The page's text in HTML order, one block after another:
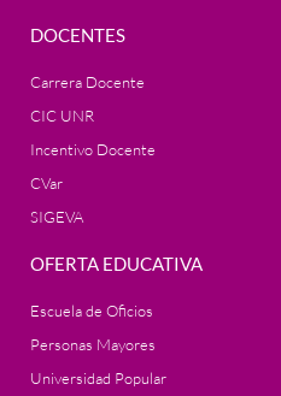
DOCENTES
Carrera Docente
CIC UNR
Incentivo Docente
CVar
SIGEVA
OFERTA EDUCATIVA
Escuela de Oficios
Personas Mayores
Universidad Popular